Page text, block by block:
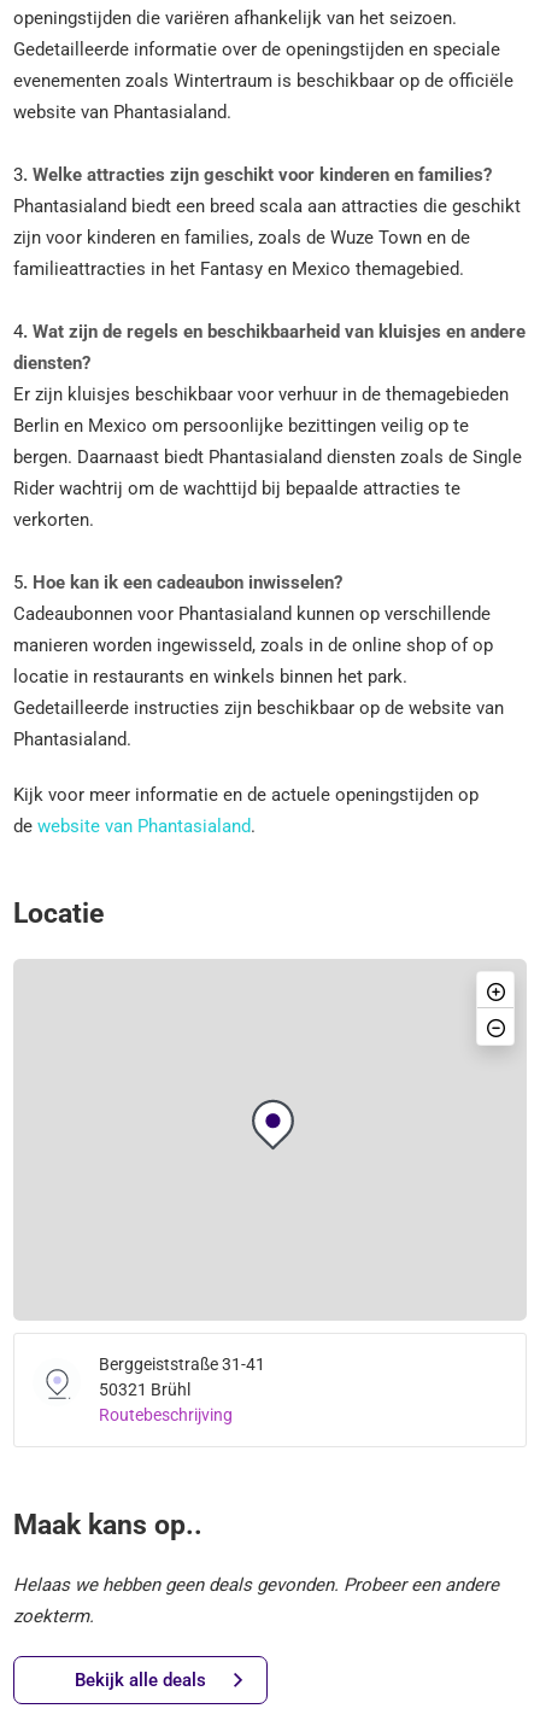
openingstijden die variëren afhankelijk van het seizoen.
Gedetailleerde informatie over de openingstijden en speciale
evenementen zoals Wintertraum is beschikbaar op de officiële
website​ van Phantasialand​.
3. Welke attracties zijn geschikt voor kinderen en families?
Phantasialand biedt een breed scala aan attracties die geschikt
zijn voor kinderen en families, zoals de Wuze Town en de
familieattracties in het Fantasy en Mexico themagebied​.
4. Wat zijn de regels en beschikbaarheid van kluisjes en andere
diensten?
Er zijn kluisjes beschikbaar voor verhuur in de themagebieden
Berlin en Mexico om persoonlijke bezittingen veilig op te
bergen. Daarnaast biedt Phantasialand diensten zoals de Single
Rider wachtrij om de wachttijd bij bepaalde attracties te
verkorten​.
5. Hoe kan ik een cadeaubon inwisselen?
Cadeaubonnen voor Phantasialand kunnen op verschillende
manieren worden ingewisseld, zoals in de online shop of op
locatie in restaurants en winkels binnen het park.
Gedetailleerde instructies zijn beschikbaar op de website van
Phantasialand​.
Kijk voor meer informatie en de actuele openingstijden op
dewebsite van Phantasialand.
Locatie
Berggeiststraße 31-41
50321 Brühl
Routebeschrijving
Maak kans op..
Helaas we hebben geen deals gevonden. Probeer een andere
zoekterm.
Bekijk alle deals